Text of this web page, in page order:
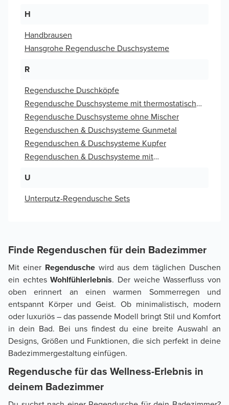
H
Handbrausen
Hansgrohe Regendusche Duschsysteme
R
Regendusche Duschköpfe
Regendusche Duschsysteme mit thermostatische
Armaturen
Regendusche Duschsysteme ohne Mischer
Regenduschen & Duschsysteme Gunmetal
Regenduschen & Duschsysteme Kupfer
Regenduschen & Duschsysteme mit
U
Unterputz-Regendusche Sets
Finde Regenduschen für dein Badezimmer
Mit einer Regenduschewird aus dem täglichen Duschen
ein echtesWohlfühlerlebnis. Der weiche Wasserfluss von
oben erinnert an einen warmen Sommerregen und
entspannt Körper und Geist. Ob minimalistisch, modern
oder luxuriös – das passende Modell bringt Stil und Komfort
in dein Bad. Bei uns findest du eine breite Auswahl an
Designs, Größen und Funktionen, die sich perfekt in deine
Badezimmergestaltung einfügen.
Regendusche für das Wellness-Erlebnis in
deinem Badezimmer